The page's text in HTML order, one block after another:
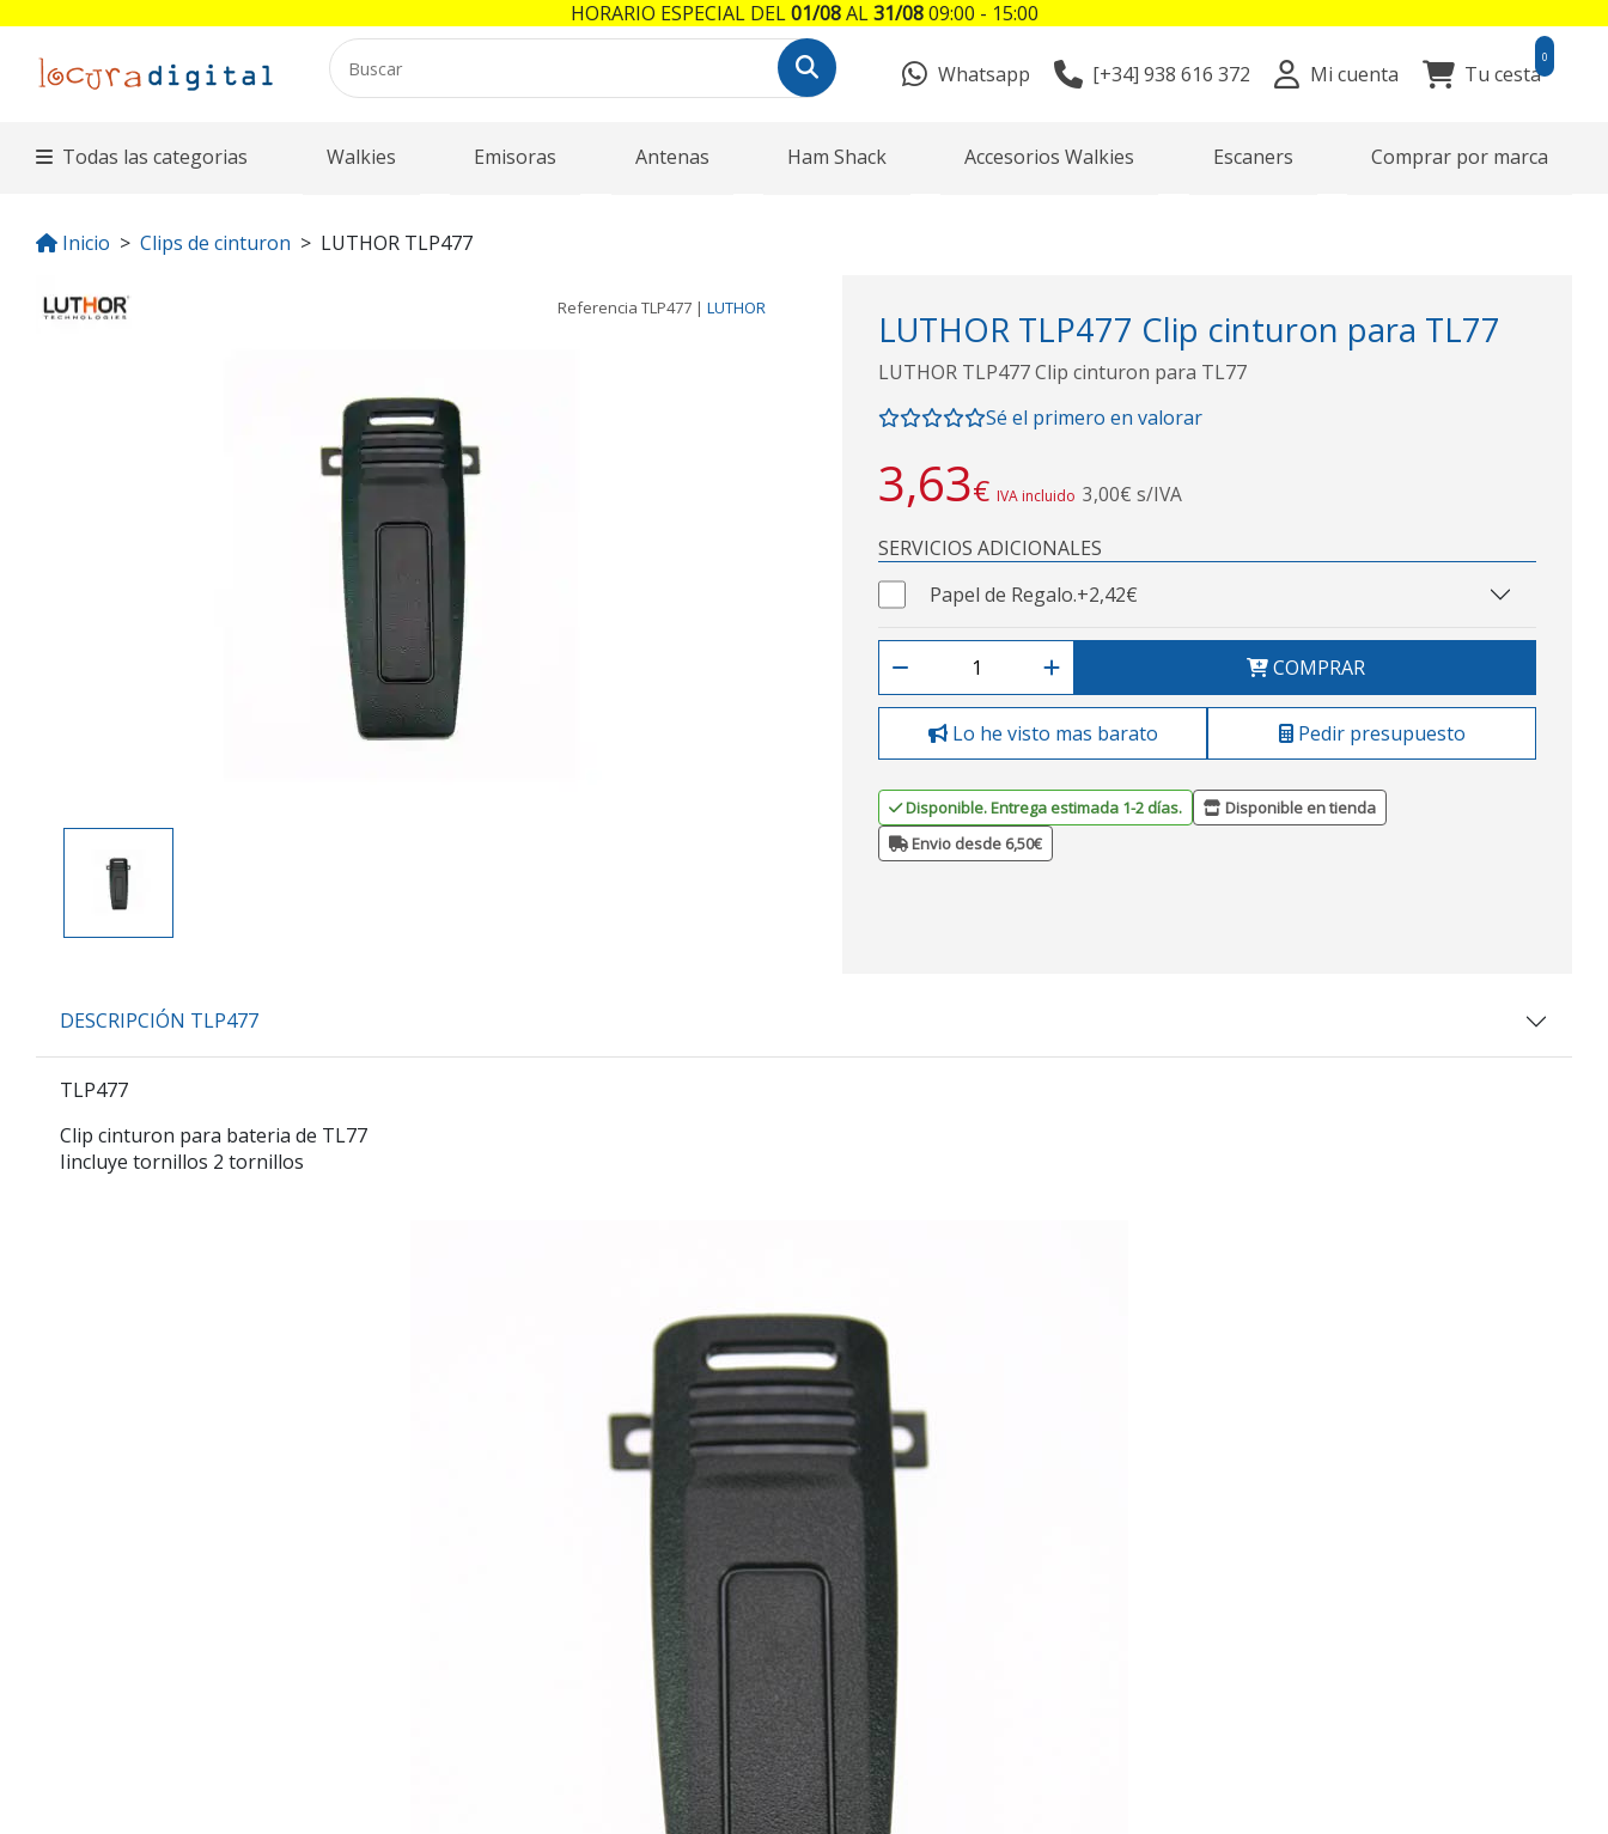
Whatsapp [+34] 938 616 372 Mi cuenta Tu cesta
0
Todas las categorias Walkies Emisoras Antenas Ham Shack Accesorios Walkies Escaners Comprar por marca
Inicio Clips de cinturon LUTHOR TLP477
Referencia TLP477 | LUTHOR LUTHOR TLP477 Clip cinturon para TL77
LUTHOR TLP477 Clip cinturon para TL77
Sé el primero en valorar
3,63€ IVA incluido 3,00€ s/IVA
SERVICIOS ADICIONALES
Papel de Regalo.+2,42€
COMPRAR
Lo he visto mas barato Pedir presupuesto
Disponible. Entrega estimada 1-2 días.
Disponible en tienda
Envio desde 6,50€
DESCRIPCIÓN TLP477
TLP477
Clip cinturon para bateria de TL77
Iincluye tornillos 2 tornillos
HORARIO ESPECIAL DEL01/08AL31/0809:00 - 15:00